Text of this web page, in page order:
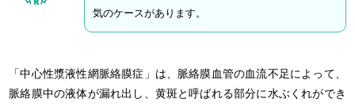
気のケースがあります。
「中心性漿液性網脈絡膜症」は、脈絡膜血管の血流不足によって、
脈絡膜中の液体が漏れ出し、黄斑と呼ばれる部分に水ぶくれができ